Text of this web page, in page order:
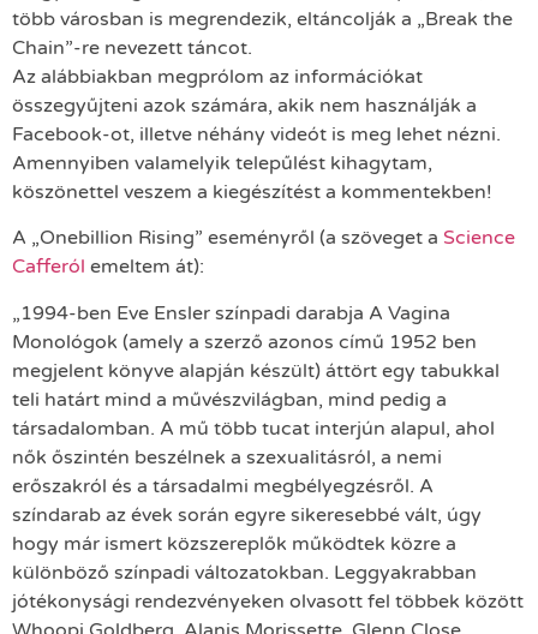
több városban is megrendezik, eltáncolják a „Break the
Chain”-re nevezett táncot.
Az alábbiakban megprólom az információkat
összegyűjteni azok számára, akik nem használják a
Facebook-ot, illetve néhány videót is meg lehet nézni.
Amennyiben valamelyik telepűlést kihagytam,
köszönettel veszem a kiegészítést a kommentekben!
A „Onebillion Rising” eseményről (a szöveget a Science
Cafferól emeltem át):
„1994-ben Eve Ensler színpadi darabja A Vagina
Monológok (amely a szerző azonos című 1952 ben
megjelent könyve alapján készült) áttört egy tabukkal
teli határt mind a művészvilágban, mind pedig a
társadalomban. A mű több tucat interjún alapul, ahol
nők őszintén beszélnek a szexualitásról, a nemi
erőszakról és a társadalmi megbélyegzésről. A
színdarab az évek során egyre sikeresebbé vált, úgy
hogy már ismert közszereplők működtek közre a
különböző színpadi változatokban. Leggyakrabban
jótékonysági rendezvényeken olvasott fel többek között